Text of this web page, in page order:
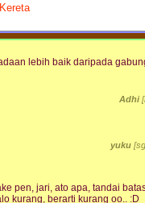
lebih baik daripada
Adhi
yuku
pen, jari, ato apa, tandai
kurang, berarti kurang oo.. :D